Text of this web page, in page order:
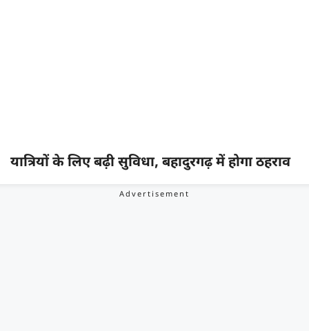
यात्रियों के लिए बढ़ी सुविधा, बहादुरगढ़ में होगा ठहराव